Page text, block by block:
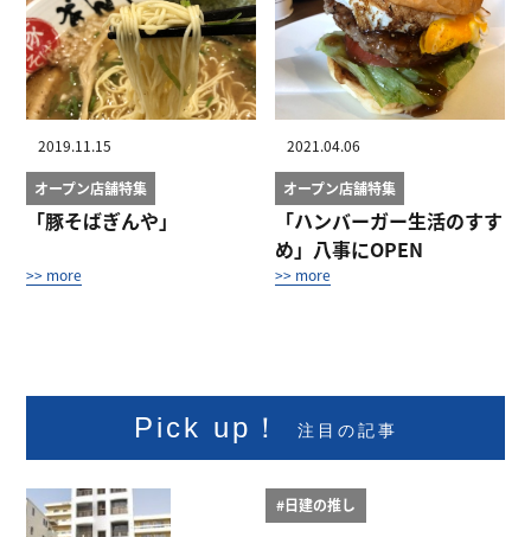
2019.11.15
オープン店舗特集
「豚そばぎんや」
>> more
2021.04.06
オープン店舗特集
「ハンバーガー生活のすす
め」八事にOPEN
>> more
Pick up！ 注目の記事
#日建の推し